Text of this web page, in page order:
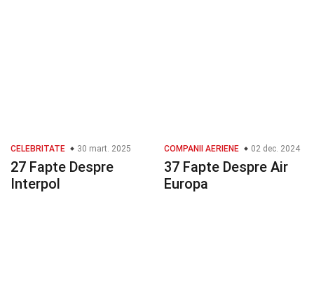
CELEBRITATE 30 mart. 2025
27 Fapte Despre
Interpol
COMPANII AERIENE 02 dec. 2024
37 Fapte Despre Air
Europa